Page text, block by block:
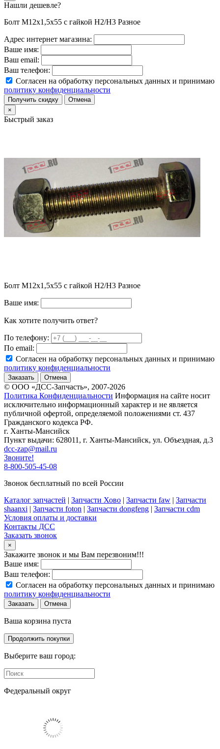
Нашли дешевле?
Болт M12х1,5х55 с гайкой H2/H3 Разное
Адрес интернет магазина:
Ваше имя:
Ваш email:
Ваш телефон:
Согласен на обработку персональных данных и принимаю
политику конфиденциальности
Получить скидку
Отмена
×
Быстрый заказ
Болт M12х1,5х55 с гайкой H2/H3 Разное
Ваше имя:
Как хотите получить ответ?
По телефону:
По email:
Согласен на обработку персональных данных и принимаю
политику конфиденциальности
Заказать Отмена
© ООО «ДСС-Запчасть», 2007-2026
Политика Конфиденциальности Информация на сайте носит
исключительно информационный характер и не является
публичной офертой, определяемой положениями ст. 437
Гражданского кодекса РФ.
г. Ханты-Мансийск
Пункт выдачи: 628011, г. Ханты-Мансийск, ул. Объездная, д.3
dcc-zap@mail.ru
Звоните!
8-800-505-45-08
Звонок бесплатный по всей России
Каталог запчастей | Запчасти Хово | Запчасти faw | Запчасти
shaanxi | Запчасти foton | Запчасти dongfeng | Запчасти cdm
Условия оплаты и доставки
Контакты ДСС
Заказать звонок
×
Закажите звонок и мы Вам перезвоним!!!
Ваше имя:
Ваш телефон:
Согласен на обработку персональных данных и принимаю
политику конфиденциальности
Заказать Отмена
Ваша корзина пуста
Продолжить покупки
Выберите ваш город:
Федеральный округ